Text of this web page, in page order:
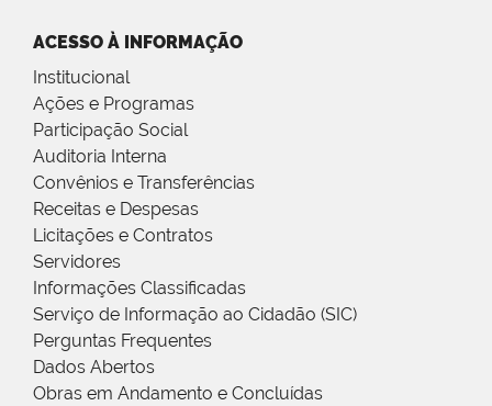
ACESSO À INFORMAÇÃO
Institucional
Ações e Programas
Participação Social
Auditoria Interna
Convênios e Transferências
Receitas e Despesas
Licitações e Contratos
Servidores
Informações Classificadas
Serviço de Informação ao Cidadão (SIC)
Perguntas Frequentes
Dados Abertos
Obras em Andamento e Concluídas